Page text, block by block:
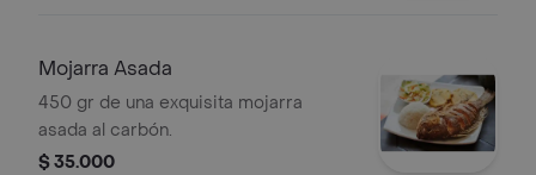
Mojarra Asada
450 gr de una exquisita mojarra
asada al carbón.
$ 35.000